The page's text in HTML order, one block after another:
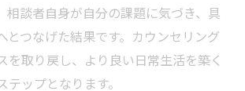
相談者自身が自分の課題に気づき、具
とつなげた結果です。カウンセリング
を取り戻し、より良い日常生活を築く
ップとなります。